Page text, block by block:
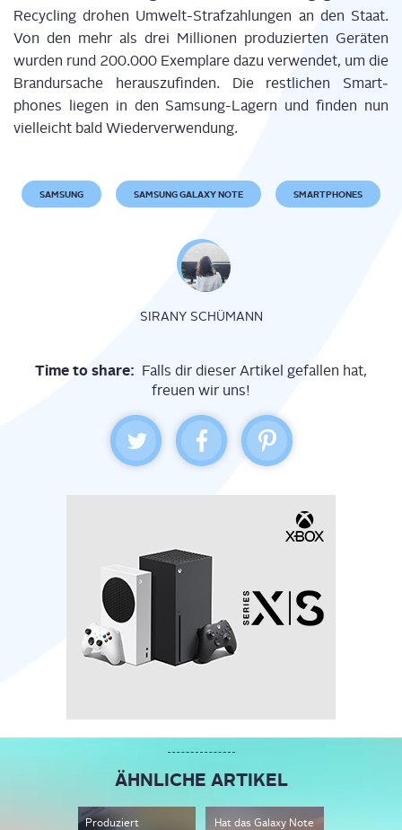
Recy­cling dro­hen Umwelt-Straf­zah­lun­gen an den Staat.
Von den mehr als drei Mil­lio­nen pro­du­zier­ten Gerä­ten
wur­den rund 200.000 Exem­pla­re dazu ver­wen­det, um die
Brand­ur­sa­che her­aus­zu­fin­den. Die rest­li­chen Smart­
phones lie­gen in den Sam­sung-Lagern und fin­den nun
viel­leicht bald Wiederverwendung.
SAMSUNG SAMSUNG GALAXY NOTE SMARTPHONES
SIRANY SCHÜMANN
Time to share: Falls dir dieser Artikel gefallen hat,
freuen wir uns!
ÄHNLICHE ARTIKEL
Produziert
Hat das Galaxy Note